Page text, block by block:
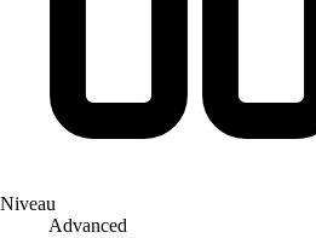
Niveau
Advanced